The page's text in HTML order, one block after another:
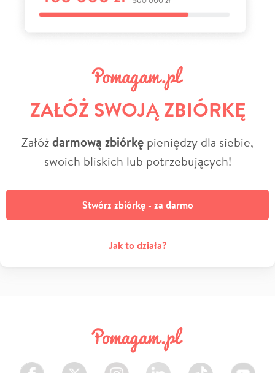
ZAŁÓŻ SWOJĄ ZBIÓRKĘ
Załóżdarmową zbiórkę pieniędzy dla siebie,
swoich bliskich lub potrzebujących!
Stwórz zbiórkę - za darmo
Jak to działa?
Facebook Twitter Instagram LinkedIn TikTok Youtube